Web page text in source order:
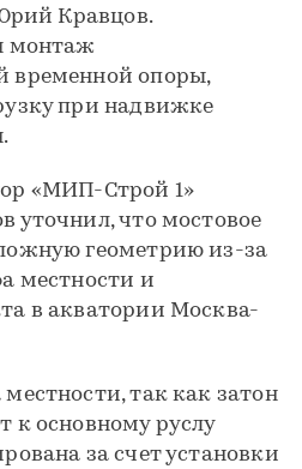
Кравцов.
монтаж
временной опоры,
при надвижке
«МИП-Строй 1»
уточнил, что мостовое
геометрию из-за
местности и
в акватории Москва-
так как затон
к основному руслу
за счет установки